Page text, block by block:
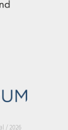
/ 2026